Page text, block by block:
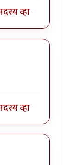
व्हा
व्हा